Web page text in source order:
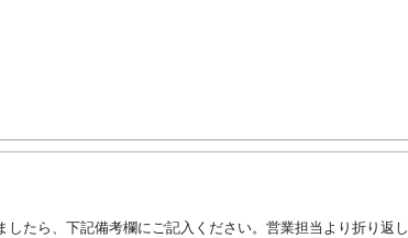
したら、下記備考欄にご記入ください。営業担当より折り返